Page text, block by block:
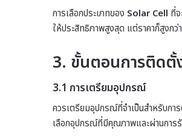
การเลือกประเภทของ Solar Cell ที่
ให้ประสิทธิภาพสูงสุด แต่ราคาก็สูงก
3. ขั้นตอนการติด
3.1 การเตรียมอุปกรณ์
ควรเตรียมอุปกรณ์ที่จำเป็นสำหรับก
เลือกอุปกรณ์ที่มีคุณภาพและผ่านการ